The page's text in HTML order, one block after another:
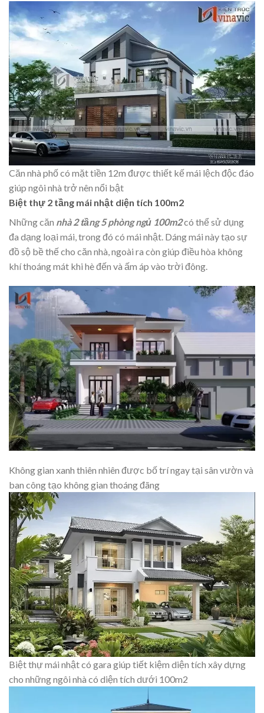
Căn nhà phố có mặt tiền 12m được thiết kế mái lệch độc đáo
giúp ngôi nhà trở nên nổi bật
Biệt thự 2 tầng mái nhật diện tích 100m2
Những căn nhà 2 tầng 5 phòng ngủ 100m2có thể sử dụng
đa dạng loại mái, trong đó có mái nhật. Dáng mái này tạo sự
đồ sộ bề thế cho căn nhà, ngoài ra còn giúp điều hòa không
khí thoáng mát khi hè đến và ấm áp vào trời đông.
Không gian xanh thiên nhiên được bố trí ngay tại sân vườn và
ban công tạo không gian thoáng đãng
Biệt thự mái nhật có gara giúp tiết kiệm diện tích xây dựng
cho những ngôi nhà có diện tích dưới 100m2